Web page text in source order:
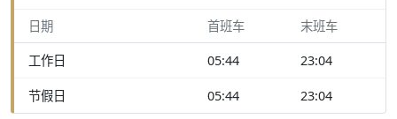
日期 首班车 末班车
工作日 05:44 23:04
节假日 05:44 23:04